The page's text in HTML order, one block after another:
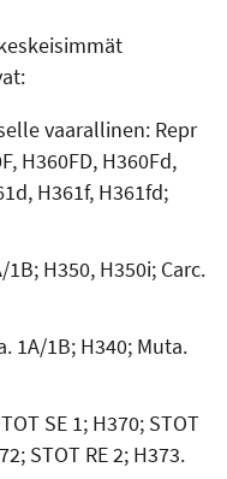
vaarallinen: Repr
H360FD, H360Fd,
H361f, H361fd;
H350, H350i; Carc.
1A/1B; H340; Muta.
SE 1; H370; STOT
STOT RE 2; H373.